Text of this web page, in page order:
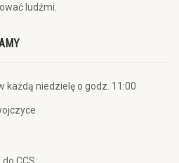
ludźmi.
każdą niedzielę o godz. 11:00